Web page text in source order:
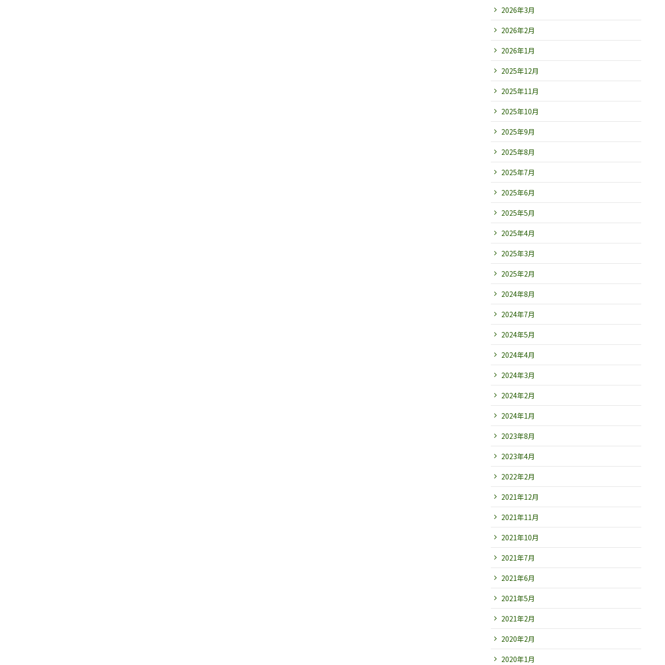
2026年3月
2026年2月
2026年1月
2025年12月
2025年11月
2025年10月
2025年9月
2025年8月
2025年7月
2025年6月
2025年5月
2025年4月
2025年3月
2025年2月
2024年8月
2024年7月
2024年5月
2024年4月
2024年3月
2024年2月
2024年1月
2023年8月
2023年4月
2022年2月
2021年12月
2021年11月
2021年10月
2021年7月
2021年6月
2021年5月
2021年2月
2020年2月
2020年1月